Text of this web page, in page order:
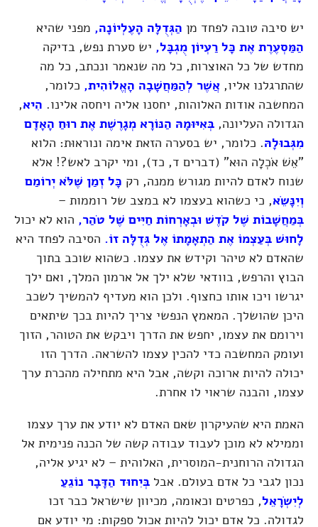
יש סיבה טובה לפחד מןהַגְּדֻלָּה הָעֶלְיוֹנָה,מפני שהיא
הַמַּסְעֶרֶת אֶת כָּל רַעְיוֹן מֻגְבָּל,יש סערת נפש, בדיקה
מחדש של כל האוצרות, כל מה שנאמר ונכתב, כל מה
שהתרגלנו אליו,אֲשֶׁר לְהַמַּחֲשָׁבָה הָאֱלוֹהִית,כלומר,
המחשבה אודות האלוהות, יחסנו אליה ויחסה אלינו.הִיא,
הגדולה העליונה,בְּאִיּוּמָהּ הַנּוֹרָא מְגָרֶשֶׁת אֶת רוּחַ הָאָדָם
מִגְּבוּלָהּ. כלומר, יש בסערה הזאת אימה ונוראוּת: הלוא
"אֵשׁ אֹכְלָה הוּא"(דברים ד, כד), ומי יקרב לאש?! אלא
שנוח לאדם להיות מגורש ממנה, רקכָּל זְמַן שֶׁלֹּא יְרוֹמַם
וְיִנָּשֵׂא, כי כשהוא בעצמו לא במצב של רוממות –
בְּמַחֲשָׁבוֹת שֶׁל קֹדֶשׁ וּבְאָרְחוֹת חַיִּים שֶׁל טֹהַר,הוא לא יכול
לָחוּשׁ בְּעַצְמוֹ אֶת הַתְאָמָתוֹ אֶל גְּדֻלָּה זוֹ .הסיבה לפחד היא
שהאדם לא טיהר וקידש את עצמו. כשהוא שוכב בתוך
הבוץ והרפש, בוודאי שלא ילך אל ארמון המלך, ואם ילך
יגרשו ויכו אותו כחצוף. ולכן הוא מעדיף להמשיך לשכב
היכן שהושלך. המאמץ הנפשי צריך להיות בכך שיתאים
וירומם את עצמו, יחפש את הדרך ויבקש את הטוהר, הזוך
ועומק המחשבה כדי להכין עצמו להשראה. הדרך הזו
יכולה להיות ארוכה וקשה, אבל היא מתחילה מהכרת ערך
עצמו, והבנה שראוי לו אחרת.
האמת היא שהעיקרון שאם האדם לא יודע את ערך עצמו
וממילא לא מוכן לעבוד עבודה קשה של הכנה פנימית אל
הגדולה הרוחנית-המוסרית, האלוהית – לא יגיע אליה,
נכון לגבי כל אדם בעולם. אבלבְּיִחוּד הַדָּבָר נוֹגֵעַ
לְיִשְׂרָאֵל, כפרטים וכאומה, מכיוון שישראל כבר זכו
לגדולה. כל אדם יכול להיות אכול ספקות: מי יודע אם